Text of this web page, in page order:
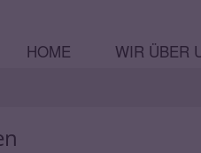
HOME WIR ÜBER